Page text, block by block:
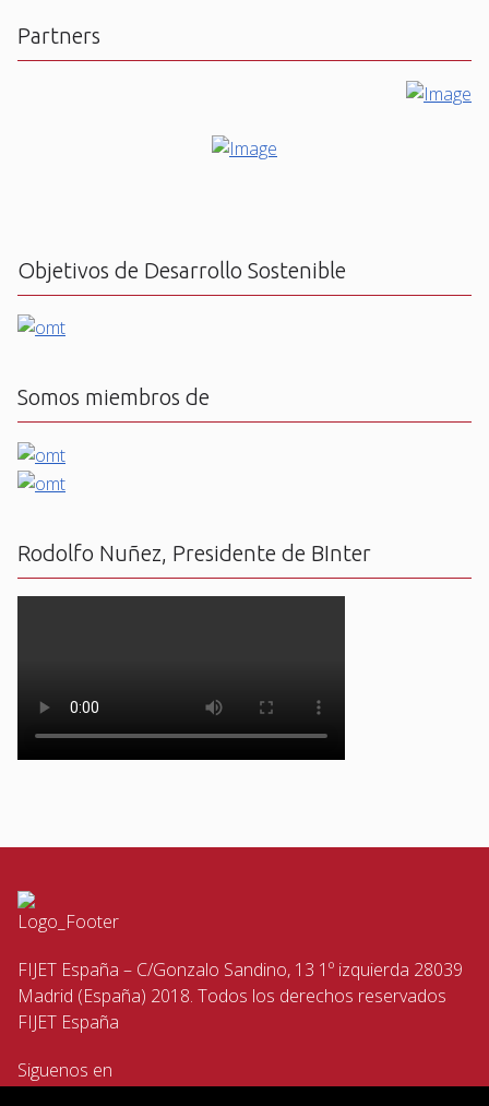
Partners
Objetivos de Desarrollo Sostenible
Somos miembros de
Rodolfo Nuñez, Presidente de BInter
FIJET España – C/Gonzalo Sandino, 13 1º izquierda 28039
Madrid (España) 2018. Todos los derechos reservados
FIJET España
Siguenos en